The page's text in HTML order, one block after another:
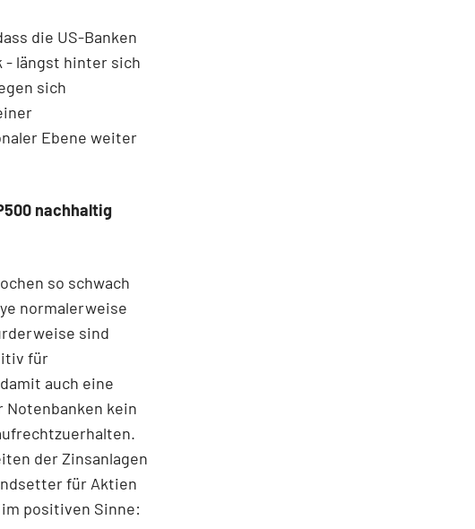
die US-Banken
- längst hinter sich
sich
Ebene weiter
nachhaltig
so schwach
normalerweise
sind
für
auch eine
kein
der Zinsanlagen
für Aktien
positiven Sinne: